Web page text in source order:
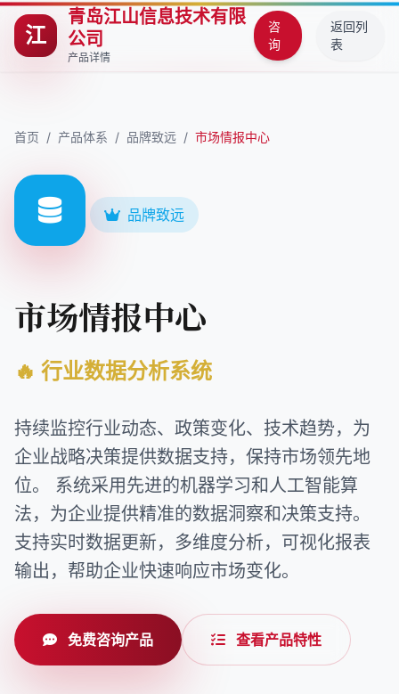
江
青岛江山信息技术有限
公司
产品详情
咨
询
返回列
表
首页 / 产品体系 / 品牌致远 / 市场情报中心
品牌致远
市场情报中心
🔥 行业数据分析系统
持续监控行业动态、政策变化、技术趋势，为
企业战略决策提供数据支持，保持市场领先地
位。 系统采用先进的机器学习和人工智能算
法，为企业提供精准的数据洞察和决策支持。
支持实时数据更新，多维度分析，可视化报表
输出，帮助企业快速响应市场变化。
免费咨询产品 查看产品特性